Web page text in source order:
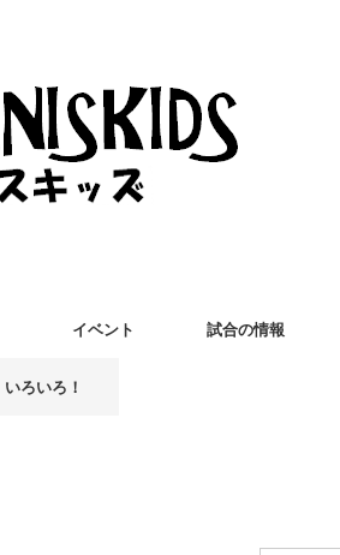
イベント 試合の情報
いろいろ！